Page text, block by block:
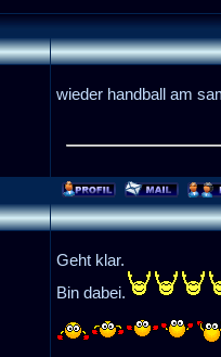
wieder handball am
Geht klar.
Bin dabei.